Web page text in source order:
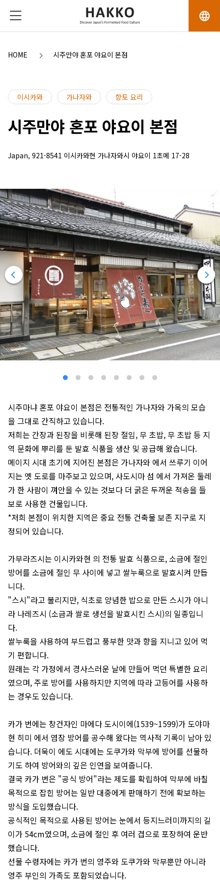
language
HOME 시주만야 혼포 야요이 본점
이시카와 가나자와 향토 요리
시주만야 혼포 야요이 본점
Japan, 921-8541 이시카와현 가나자와시 야요이 1초메 17-28
시주마냐 혼포 야요이 본점은 전통적인 가나자와 가옥의 모습
을 그대로 간직하고 있습니다.
저희는 간장과 된장을 비롯해 된장 절임, 무 초밥, 무 초밥 등 지
역 문화에 뿌리를 둔 발효 식품을 생산 및 공급해 왔습니다.
메이지 시대 초기에 지어진 본점은 가나자와 에서 쓰루기 이어
지는 옛 도로를 마주보고 있으며, 사도시마 섬 에서 가져온 둘레
가 한 사람이 껴안을 수 있는 것보다 더 굵은 두꺼운 적송을 들
보로 사용한 건물입니다.
*저희 본점이 위치한 지역은 중요 전통 건축물 보존 지구로 지
정되어 있습니다.
가부라즈시는 이시카와현 의 전통 발효 식품으로, 소금에 절인
방어를 소금에 절인 무 사이에 넣고 쌀누룩으로 발효시켜 만듭
니다.
"스시"라고 불리지만, 식초로 양념한 밥으로 만든 스시가 아니
라 나레즈시 (소금과 쌀로 생선을 발효시킨 스시)의 일종입니
다.
쌀누룩을 사용하여 부드럽고 풍부한 맛과 향을 지니고 있어 먹
기 편합니다.
원래는 각 가정에서 경사스러운 날에 만들어 먹던 특별한 요리
였으며, 주로 방어를 사용하지만 지역에 따라 고등어를 사용하
는 경우도 있습니다.
카가 번에는 창건자인 마에다 도시이에(1539~1599)가 도야마
현 히미 에서 염장 방어를 공수해 왔다는 역사적 기록이 남아 있
습니다. 더욱이 에도 시대에는 도쿠가와 막부에 방어를 선물하
기도 하여 방어와의 깊은 인연을 보여줍니다.
결국 카가 번은 "공식 방어"라는 제도를 확립하여 막부에 바칠
목적으로 잡힌 방어는 일반 대중에게 판매하기 전에 확보하는
방식을 도입했습니다.
공식적인 목적으로 사용된 방어는 눈에서 등지느러미까지의 길
이가 54cm였으며, 소금에 절인 후 여러 겹으로 포장하여 운반
했습니다.
선물 수령자에는 카가 번의 영주와 도쿠가와 막부뿐만 아니라
영주 부인의 가족도 포함되었습니다.